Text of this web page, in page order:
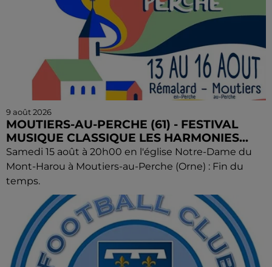
9 août 2026
MOUTIERS-AU-PERCHE (61) - FESTIVAL
MUSIQUE CLASSIQUE LES HARMONIES...
Samedi 15 août à 20h00 en l'église Notre-Dame du
Mont-Harou à Moutiers-au-Perche (Orne) : Fin du
temps.